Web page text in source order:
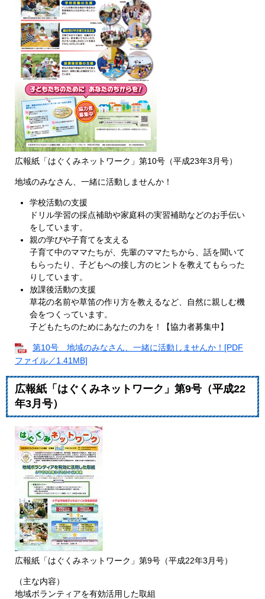
広報紙「はぐくみネットワーク」第10号（平成23年3月号）
地域のみなさん、一緒に活動しませんか！
学校活動の支援
ドリル学習の採点補助や家庭科の実習補助などのお手伝い
をしています。
親の学びや子育てを支える
子育て中のママたちが、先輩のママたちから、話を聞いて
もらったり、子どもへの接し方のヒントを教えてもらった
りしています。
放課後活動の支援
草花の名前や草笛の作り方を教えるなど、自然に親しむ機
会をつくっています。
子どもたちのためにあなたの力を！【協力者募集中】
第10号 地域のみなさん、一緒に活動しませんか！[PDF
ファイル／1.41MB]
広報紙「はぐくみネットワーク」第9号（平成22
年3月号）
広報紙「はぐくみネットワーク」第9号（平成22年3月号）
（主な内容）
地域ボランティアを有効活用した取組